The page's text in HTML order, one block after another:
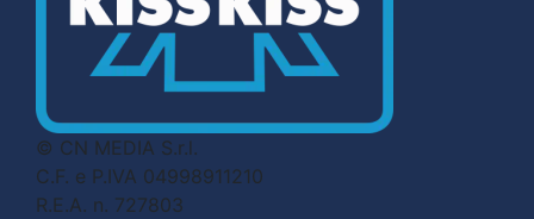
© CN MEDIA S.r.l.
C.F. e P.IVA 04998911210
R.E.A. n. 727803